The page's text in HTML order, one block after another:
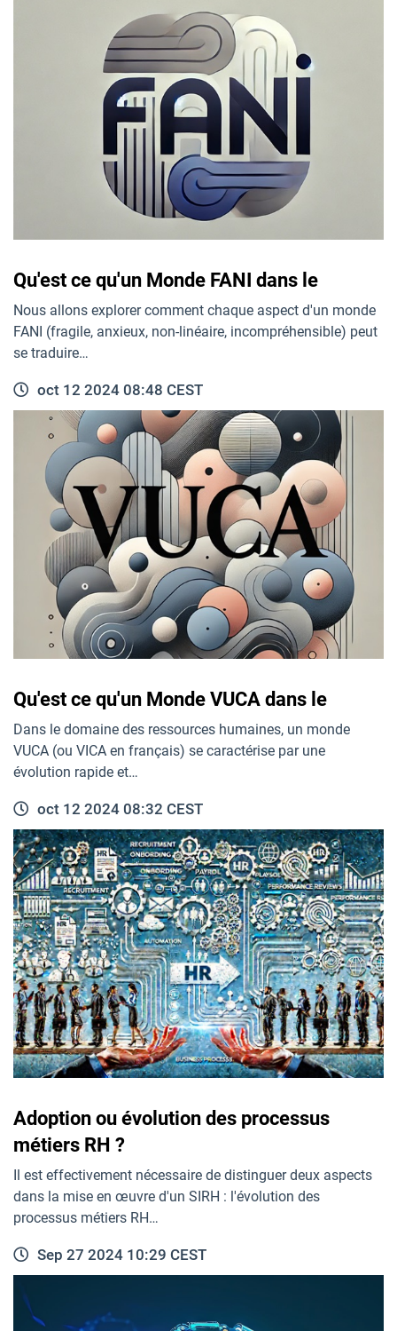
Qu'est ce qu'un Monde FANI dans le
Nous allons explorer comment chaque aspect d'un monde
FANI (fragile, anxieux, non-linéaire, incompréhensible) peut
se traduire…
oct 12 2024 08:48 CEST
Qu'est ce qu'un Monde VUCA dans le
Dans le domaine des ressources humaines, un monde
VUCA (ou VICA en français) se caractérise par une
évolution rapide et…
oct 12 2024 08:32 CEST
Adoption ou évolution des processus
métiers RH ?
Il est effectivement nécessaire de distinguer deux aspects
dans la mise en œuvre d'un SIRH : l'évolution des
processus métiers RH…
Sep 27 2024 10:29 CEST